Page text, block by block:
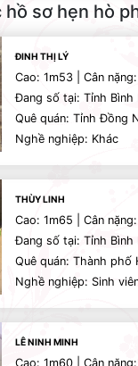
hồ sơ hẹn hò
ĐINH THỊ LÝ
Cao: 1m53 | Cân
Đang số tại: Tỉnh Bình
Quê quán: Tỉnh Đồng
Nghề nghiệp: Khác
THÙY LINH
Cao: 1m65 | Cân
Đang số tại: Tỉnh Bình
Quê quán: Thành phố
Nghề nghiệp: Sinh
LÊ NINH MINH
Cao: 1m60 | Cân